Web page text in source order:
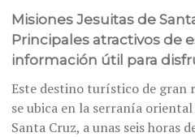
Misiones Jesuitas de
Principales atractivos de
información útil para
Este destino turístico de gran
se ubica en la serranía
Santa Cruz, a unas seis horas